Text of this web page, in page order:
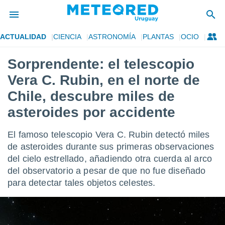
de
ha
por
para
la
que se
a este
las
y
forma
basada
ACTUALIDAD CIENCIA ASTRONOMÍA PLANTAS OCIO
Sorprendente: el telescopio
Vera C. Rubin, en el norte de
Chile, descubre miles de
asteroides por accidente
El famoso telescopio Vera C. Rubin detectó miles
de asteroides durante sus primeras observaciones
del cielo estrellado, añadiendo otra cuerda al arco
del observatorio a pesar de que no fue diseñado
para detectar tales objetos celestes.